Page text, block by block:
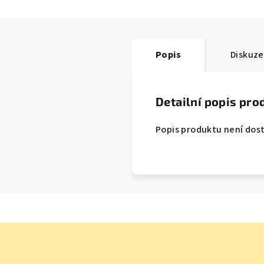
Popis Diskuze
Detailní popis
Popis produktu není